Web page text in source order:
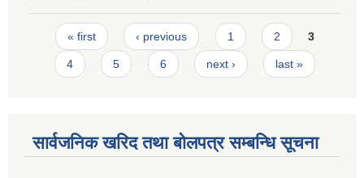
Pages
« first ‹ previous 1 2 3
4 5 6 next › last »
सार्वजनिक खरिद तथा बोलपत्र सम्बन्धि सूचना